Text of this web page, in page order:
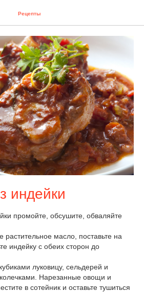
Рецепты
индейки
промойте, обсушите, обваляйте
растительное масло, поставьте на
индейку с обеих сторон до
луковицу, сельдерей и
Нарезанные овощи и
в сотейник и оставьте тушиться